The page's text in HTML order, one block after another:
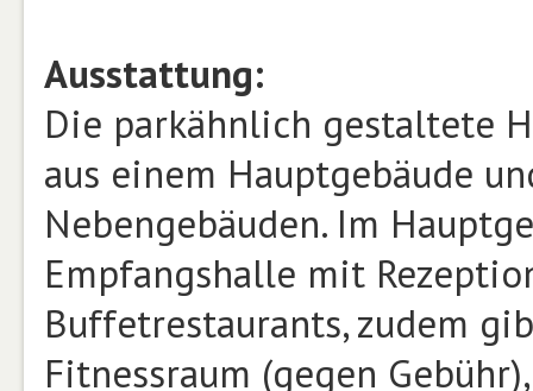
Ausstattung:
Die parkähnlich gestaltete
aus einem Hauptgebäude
Nebengebäuden. Im
Empfangshalle mit
Buffetrestaurants, zudem
Fitnessraum (gegen